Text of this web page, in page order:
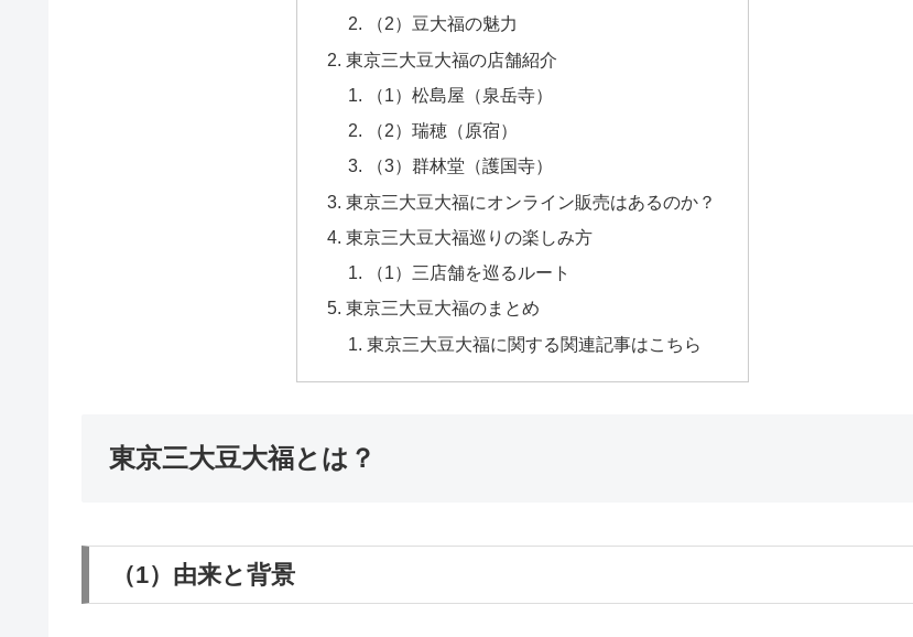
（2）豆大福の魅力
東京三大豆大福の店舗紹介
（1）松島屋（泉岳寺）
（2）瑞穂（原宿）
（3）群林堂（護国寺）
東京三大豆大福にオンライン販売はあるのか？
東京三大豆大福巡りの楽しみ方
（1）三店舗を巡るルート
東京三大豆大福のまとめ
東京三大豆大福に関する関連記事はこちら
東京三大豆大福とは？
（1）由来と背景